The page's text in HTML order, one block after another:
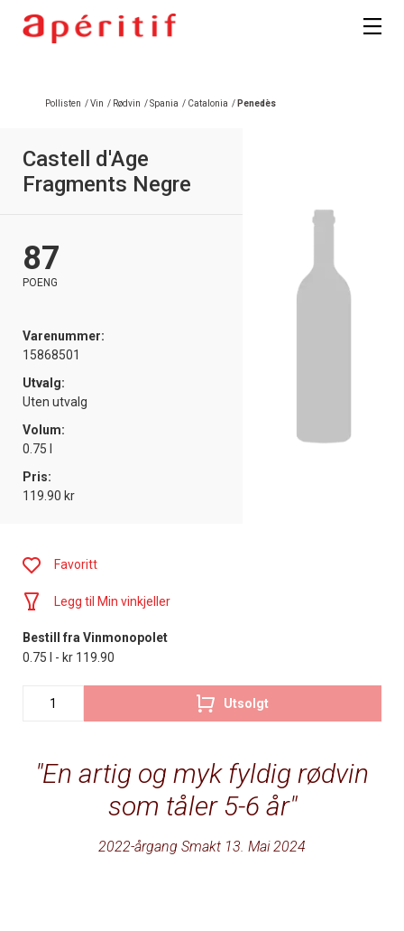
Pollisten /Vin / Rødvin /Spania / Catalonia / Penedès
Castell d'Age
Fragments Negre
87
POENG
Varenummer:
15868501
Utvalg:
Uten utvalg
Volum:
0.75 l
Pris:
119.90 kr
En artig og myk fyldig rødvin
som tåler 5-6 år
2022-årgang Smakt 13. Mai 2024
Favoritt
Legg til Min vinkjeller
Bestill fra Vinmonopolet
0.75 l - kr 119.90
Utsolgt